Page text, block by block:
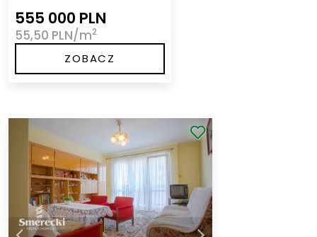
555 000 PLN
55,50 PLN/m2
ZOBACZ